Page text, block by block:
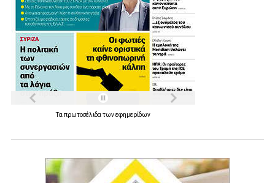
Τα πρωτοσέλιδα τωνεφημερίδων